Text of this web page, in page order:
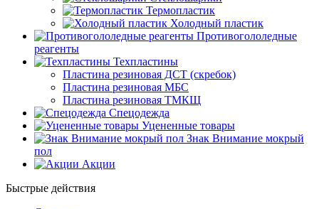
Термопластик
Холодный пластик
Противогололедные
реагенты
Техпластины
Пластина резиновая ДСТ (скребок)
Пластина резиновая МБС
Пластина резиновая ТМКЩ
Спецодежда
Уцененные товары
Знак Внимание мокрый
пол
Акции
Быстрые действия